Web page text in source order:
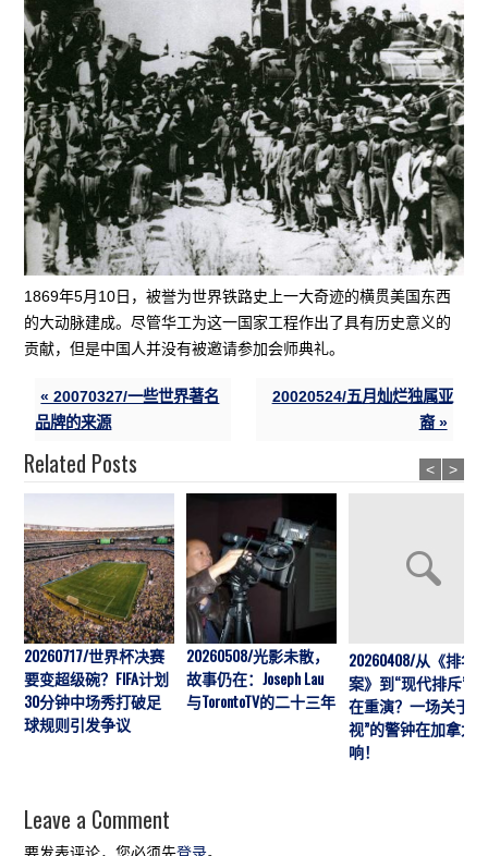
1869年5月10日，被誉为世界铁路史上一大奇迹的横贯美国东西
的大动脉建成。尽管华工为这一国家工程作出了具有历史意义的
贡献，但是中国人并没有被邀请参加会师典礼。
« 20070327/一些世界著名
品牌的来源
20020524/五月灿烂独属亚
裔 »
Related Posts
20260717/世界杯决赛
要变超级碗？FIFA计划
30分钟中场秀打破足
球规则引发争议
20260508/光影未散，
故事仍在：Joseph Lau
与TorontoTV的二十三年
20260408/从《排华
案》到“现代排斥”历
在重演？一场关于“
视”的警钟在加拿大
响！
< >
Leave a Comment